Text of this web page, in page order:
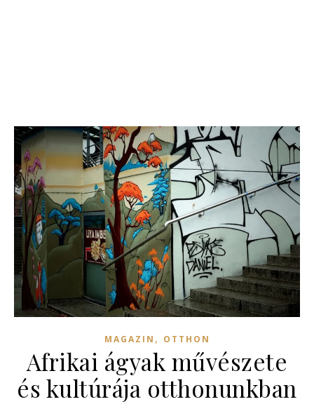
MAGAZIN , OTTHON
Afrikai ágyak művészete
és kultúrája otthonunkban